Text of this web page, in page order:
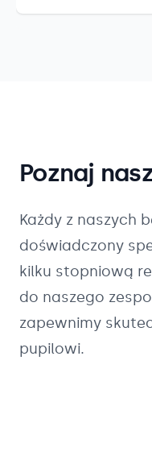
Poznaj
Każdy z naszych
doświadczony
kilku stopniową
do naszego
zapewnimy
pupilowi.